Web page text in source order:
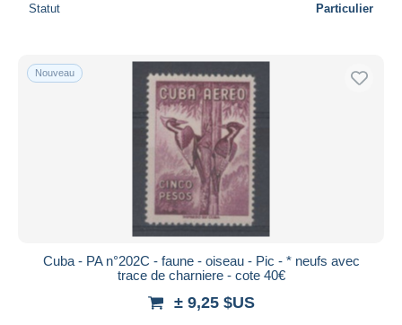
Statut Particulier
Nouveau
Cuba - PA n°202C - faune - oiseau - Pic - * neufs avec
trace de charniere - cote 40€
± 9,25 $US